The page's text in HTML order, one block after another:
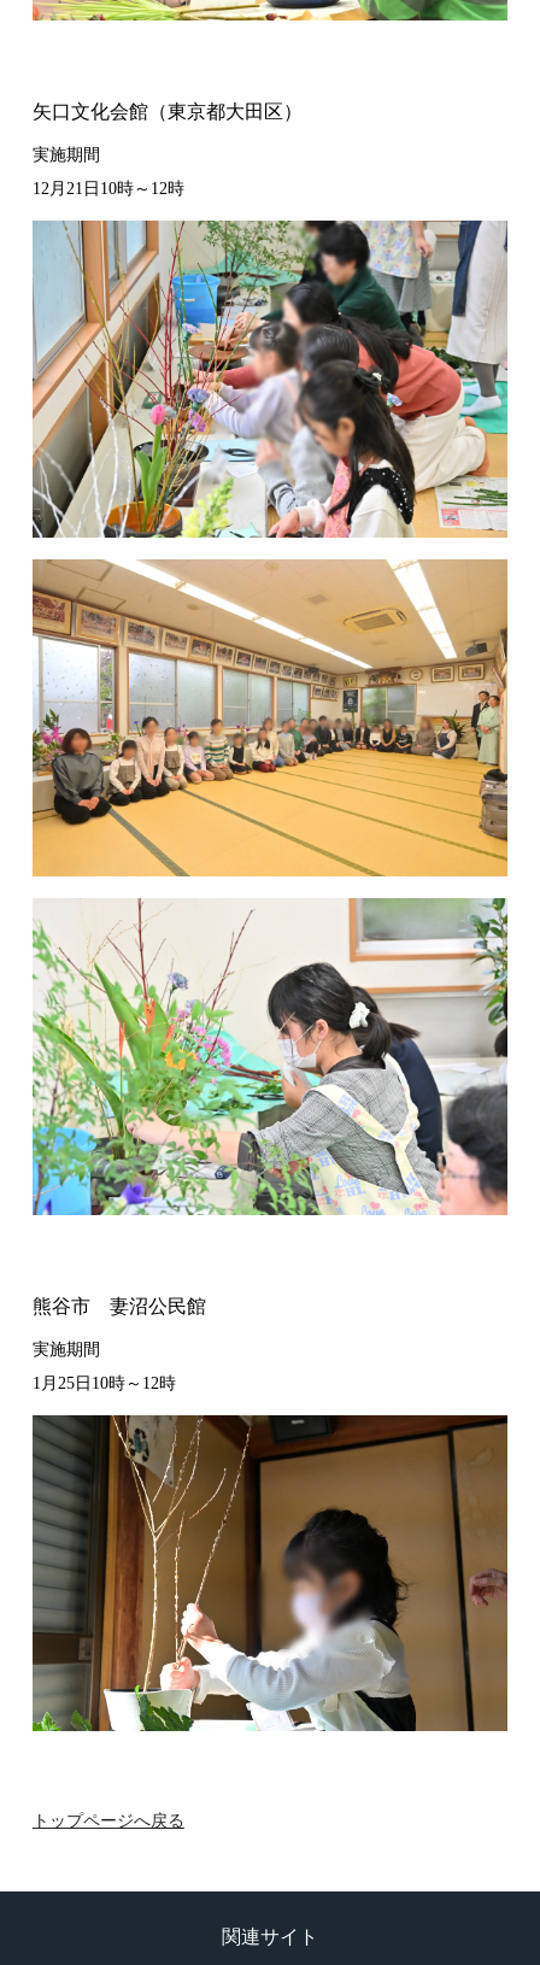
矢口文化会館（東京都大田区）
実施期間
12月21日10時～12時
熊谷市 妻沼公民館
実施期間
1月25日10時～12時
トップページへ戻る
関連サイト